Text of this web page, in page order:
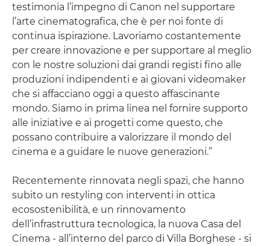
testimonia l’impegno di Canon nel supportare
l’arte cinematografica, che è per noi fonte di
continua ispirazione. Lavoriamo costantemente
per creare innovazione e per supportare al meglio
con le nostre soluzioni dai grandi registi fino alle
produzioni indipendenti e ai giovani videomaker
che si affacciano oggi a questo affascinante
mondo. Siamo in prima linea nel fornire supporto
alle iniziative e ai progetti come questo, che
possano contribuire a valorizzare il mondo del
cinema e a guidare le nuove generazioni.”
Recentemente rinnovata negli spazi, che hanno
subito un restyling con interventi in ottica
ecosostenibilità, e un rinnovamento
dell’infrastruttura tecnologica, la nuova Casa del
Cinema - all’interno del parco di Villa Borghese - si